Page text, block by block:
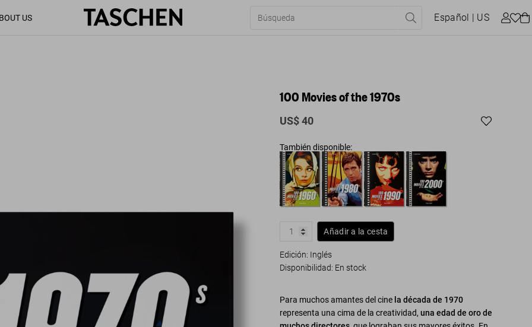
US Español | US
100 Movies of the 1970s
US$ 40
También disponible:
Añadir a la cesta
Edición: Inglés
Disponibilidad: En stock
Para muchos amantes del cine la década de 1970
representa una cima de la creatividad,una edad de oro de